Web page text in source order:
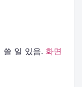
쓸 일 있음. 화면